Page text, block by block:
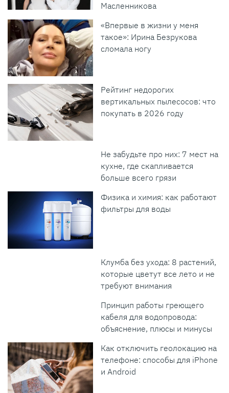
Масленникова
«Впервые в жизни у меня
такое»: Ирина Безрукова
сломала ногу
Рейтинг недорогих
вертикальных пылесосов: что
покупать в 2026 году
Не забудьте про них: 7 мест на
кухне, где скапливается
больше всего грязи
Физика и химия: как работают
фильтры для воды
Клумба без ухода: 8 растений,
которые цветут все лето и не
требуют внимания
Принцип работы греющего
кабеля для водопровода:
объяснение, плюсы и минусы
Как отключить геолокацию на
телефоне: способы для iPhone
и Android